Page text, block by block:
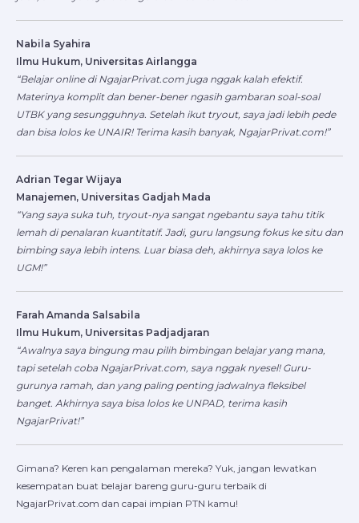
Nabila Syahira
Ilmu Hukum, Universitas Airlangga
“Belajar online di NgajarPrivat.com juga nggak kalah efektif.
Materinya komplit dan bener-bener ngasih gambaran soal-soal
UTBK yang sesungguhnya. Setelah ikut tryout, saya jadi lebih pede
dan bisa lolos ke UNAIR! Terima kasih banyak, NgajarPrivat.com!”
Adrian Tegar Wijaya
Manajemen, Universitas Gadjah Mada
“Yang saya suka tuh, tryout-nya sangat ngebantu saya tahu titik
lemah di penalaran kuantitatif. Jadi, guru langsung fokus ke situ dan
bimbing saya lebih intens. Luar biasa deh, akhirnya saya lolos ke
UGM!”
Farah Amanda Salsabila
Ilmu Hukum, Universitas Padjadjaran
“Awalnya saya bingung mau pilih bimbingan belajar yang mana,
tapi setelah coba NgajarPrivat.com, saya nggak nyesel! Guru-
gurunya ramah, dan yang paling penting jadwalnya fleksibel
banget. Akhirnya saya bisa lolos ke UNPAD, terima kasih
NgajarPrivat!”
Gimana? Keren kan pengalaman mereka? Yuk, jangan lewatkan
kesempatan buat belajar bareng guru-guru terbaik di
NgajarPrivat.com dan capai impian PTN kamu!